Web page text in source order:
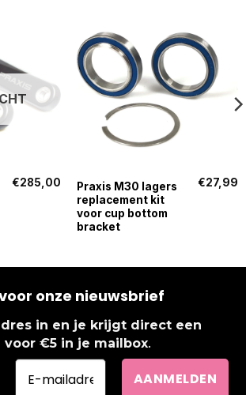
€285,00
Praxis M30 lagers
replacement kit
voor cup bottom
bracket
€27,99
onze nieuwsbrief
in en je krijgt direct een
€5 in je mailbox.